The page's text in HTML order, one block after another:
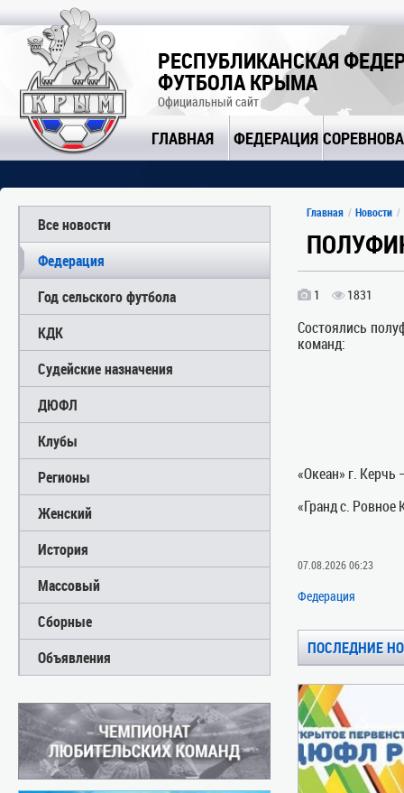
РЕСПУБЛИКАНСКАЯ
ФУТБОЛА КРЫМА
Официальный сайт
ГЛАВНАЯ ФЕДЕРАЦИЯ
Все новости
Федерация
Год сельского футбола
КДК
Судейские назначения
ДЮФЛ
Клубы
Регионы
Женский
История
Массовый
Сборные
Объявления
Главная Новости
1 1831
Состоялись
команд:
«Океан» г. Керчь
«Гранд с. Ровное
07.08.2026 06:23
Федерация
ПОСЛЕДНИЕ